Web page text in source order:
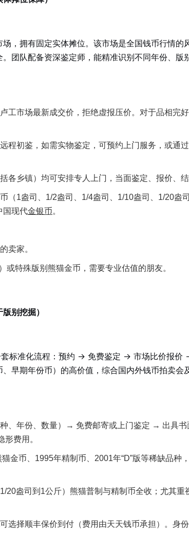
，拥有固定实体摊位。该市场是全国钱币行情的
团队配备资深鉴定师，能精准识别不同年份、版
工市场最新成交价，拒绝虚报压价。对于品相完
程初鉴，如需实物鉴定，可预约上门服务，或通
各乡镇）均可安排专人上门，当面鉴定、报价、
（1盎司、1/2盎司、1/4盎司、1/10盎司、1/20盎
国现代金银币。
卖家。
特殊版别熊猫金币，需要专业估值的朋友。
别挖掘）
套标准化流程：预约 → 免费鉴定 → 市场比价报价
早期年份币）的高价值，综合国内外钱币拍卖会
种、年份、数量）→ 免费邮寄或上门鉴定 → 出具
费用。
猫金币、1995年精制币、2001年“D”版等稀缺品种
20盎司到1公斤）熊猫普制与精制币全收；尤其重
选择顺丰保价到付（费用由天天钱币承担）。身